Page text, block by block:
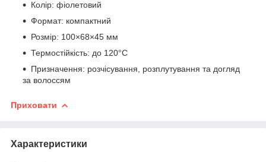
Колір: фіолетовий
Формат: компактний
Розмір: 100×68×45 мм
Термостійкість: до 120°C
Призначення: розчісування, розплутування та догляд
за волоссям
Приховати
Характеристики